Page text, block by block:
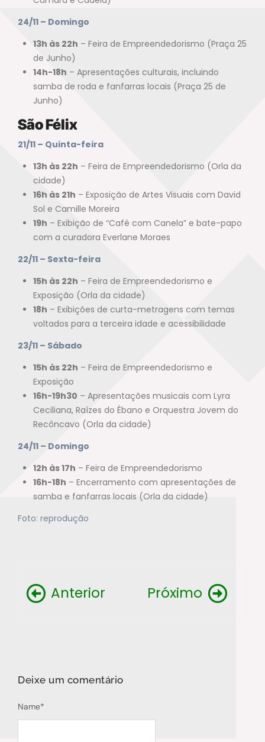
24/11 – Domingo
13h às 22h – Feira de Empreendedorismo (Praça 25
de Junho)
14h-18h – Apresentações culturais, incluindo
samba de roda e fanfarras locais (Praça 25 de
Junho)
São Félix
21/11 – Quinta-feira
13h às 22h – Feira de Empreendedorismo (Orla da
cidade)
16h às 21h – Exposição de Artes Visuais com David
Sol e Camille Moreira
19h – Exibição de “Café com Canela” e bate-papo
com a curadora Everlane Moraes
22/11 – Sexta-feira
15h às 22h – Feira de Empreendedorismo e
Exposição (Orla da cidade)
18h – Exibições de curta-metragens com temas
voltados para a terceira idade e acessibilidade
23/11 – Sábado
15h às 22h – Feira de Empreendedorismo e
Exposição
16h-19h30 – Apresentações musicais com Lyra
Ceciliana, Raízes do Ébano e Orquestra Jovem do
Recôncavo (Orla da cidade)
24/11 – Domingo
12h às 17h – Feira de Empreendedorismo
16h-18h – Encerramento com apresentações de
samba e fanfarras locais (Orla da cidade)
Foto: reprodução
Anterior Próximo
Deixe um comentário
Name*